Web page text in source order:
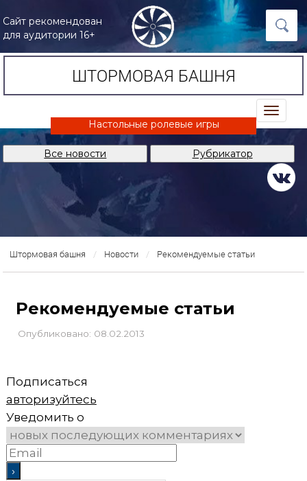
Сайт рекомендован
для аудитории 16+
ШТОРМОВАЯ БАШНЯ
trk
Настольные ролевые игры
Все новости Рубрикатор
Штормовая башня Новости Рекомендуемые статьи
Рекомендуемые статьи
Опубликовано: 08.02.2013
Подписаться
авторизуйтесь
Уведомить о